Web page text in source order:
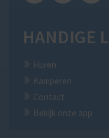
HANDIGE
Huren
Kamperen
Contact
Bekijk onze app